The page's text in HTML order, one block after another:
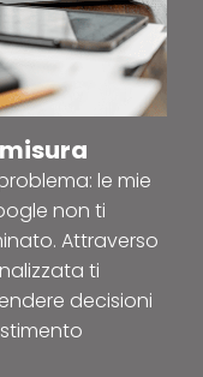
le mie
non ti
Attraverso
ti
decisioni